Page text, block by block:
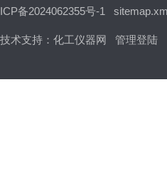
ICP备2024062355号-1
技术支持： 化工仪器网 管理登陆